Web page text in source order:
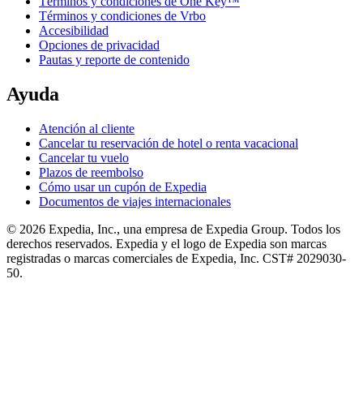
Términos y condiciones de Vrbo
Accesibilidad
Opciones de privacidad
Pautas y reporte de contenido
Ayuda
Atención al cliente
Cancelar tu reservación de hotel o renta vacacional
Cancelar tu vuelo
Plazos de reembolso
Cómo usar un cupón de Expedia
Documentos de viajes internacionales
© 2026 Expedia, Inc., una empresa de Expedia Group. Todos los
derechos reservados. Expedia y el logo de Expedia son marcas
registradas o marcas comerciales de Expedia, Inc. CST# 2029030-
50.